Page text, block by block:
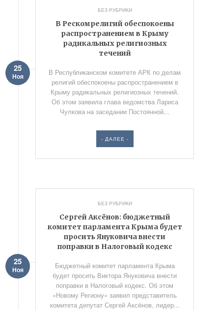
БЕЗ РУБРИКИ
В Рескомрелигий обеспокоены
распространением в Крыму
радикальных религиозных
течений
25
Ноя
В Республиканском комитете АРК по делам
религий обеспокоены распространением в
Крыму радикальных религиозных течений.
Об этом заявила глава ведомства Лариса
Чулкова на заседании Постоянной...
- ДАЛЕЕ -
БЕЗ РУБРИКИ
Сергей Аксёнов: бюджетный
комитет парламента Крыма будет
просить Януковича внести
поправки в Налоговый кодекс
25
Ноя
Бюджетный комитет парламента Крыма
будет просить Виктора Януковича внести
поправки в Налоговый кодекс. Об этом
«Новому Региону» заявил представитель
комитета депутат Сергей Аксёнов, лидер...